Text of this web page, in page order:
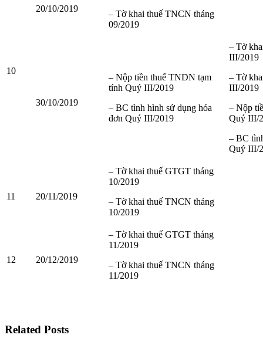
10
20/10/2019
– Tờ khai thuế TNCN tháng
09/2019
30/10/2019
– Nộp tiền thuế TNDN tạm
tính Quý III/2019
– BC tình hình sử dụng hóa
đơn Quý III/2019
– Tờ
III/2019
– Tờ
III/2019
– Nộp
Quý III/
– BC
Quý III/
11 20/11/2019
– Tờ khai thuế GTGT tháng
10/2019
– Tờ khai thuế TNCN tháng
10/2019
12 20/12/2019
– Tờ khai thuế GTGT tháng
11/2019
– Tờ khai thuế TNCN tháng
11/2019
Related Posts